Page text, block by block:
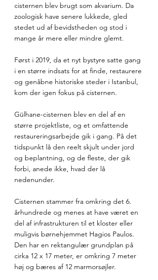
cisternen blev brugt som akvarium. Da
zoologisk have senere lukkede, gled
stedet ud af bevidstheden og stod i
mange år mere eller mindre glemt.
Først i 2019, da et nyt bystyre satte gang
i en større indsats for at finde, restaurere
og genåbne historiske steder i Istanbul,
kom der igen fokus på cisternen.
Gülhane-cisternen blev en del af en
større projektliste, og et omfattende
restaureringsarbejde gik i gang. På det
tidspunkt lå den reelt skjult under jord
og beplantning, og de fleste, der gik
forbi, anede ikke, hvad der lå
nedenunder.
Cisternen stammer fra omkring det 6.
århundrede og menes at have været en
del af infrastrukturen til et kloster eller
muligvis børnehjemmet Hagios Paulos.
Den har en rektangulær grundplan på
cirka 12 x 17 meter, er omkring 7 meter
høj og bæres af 12 marmorsøjler.